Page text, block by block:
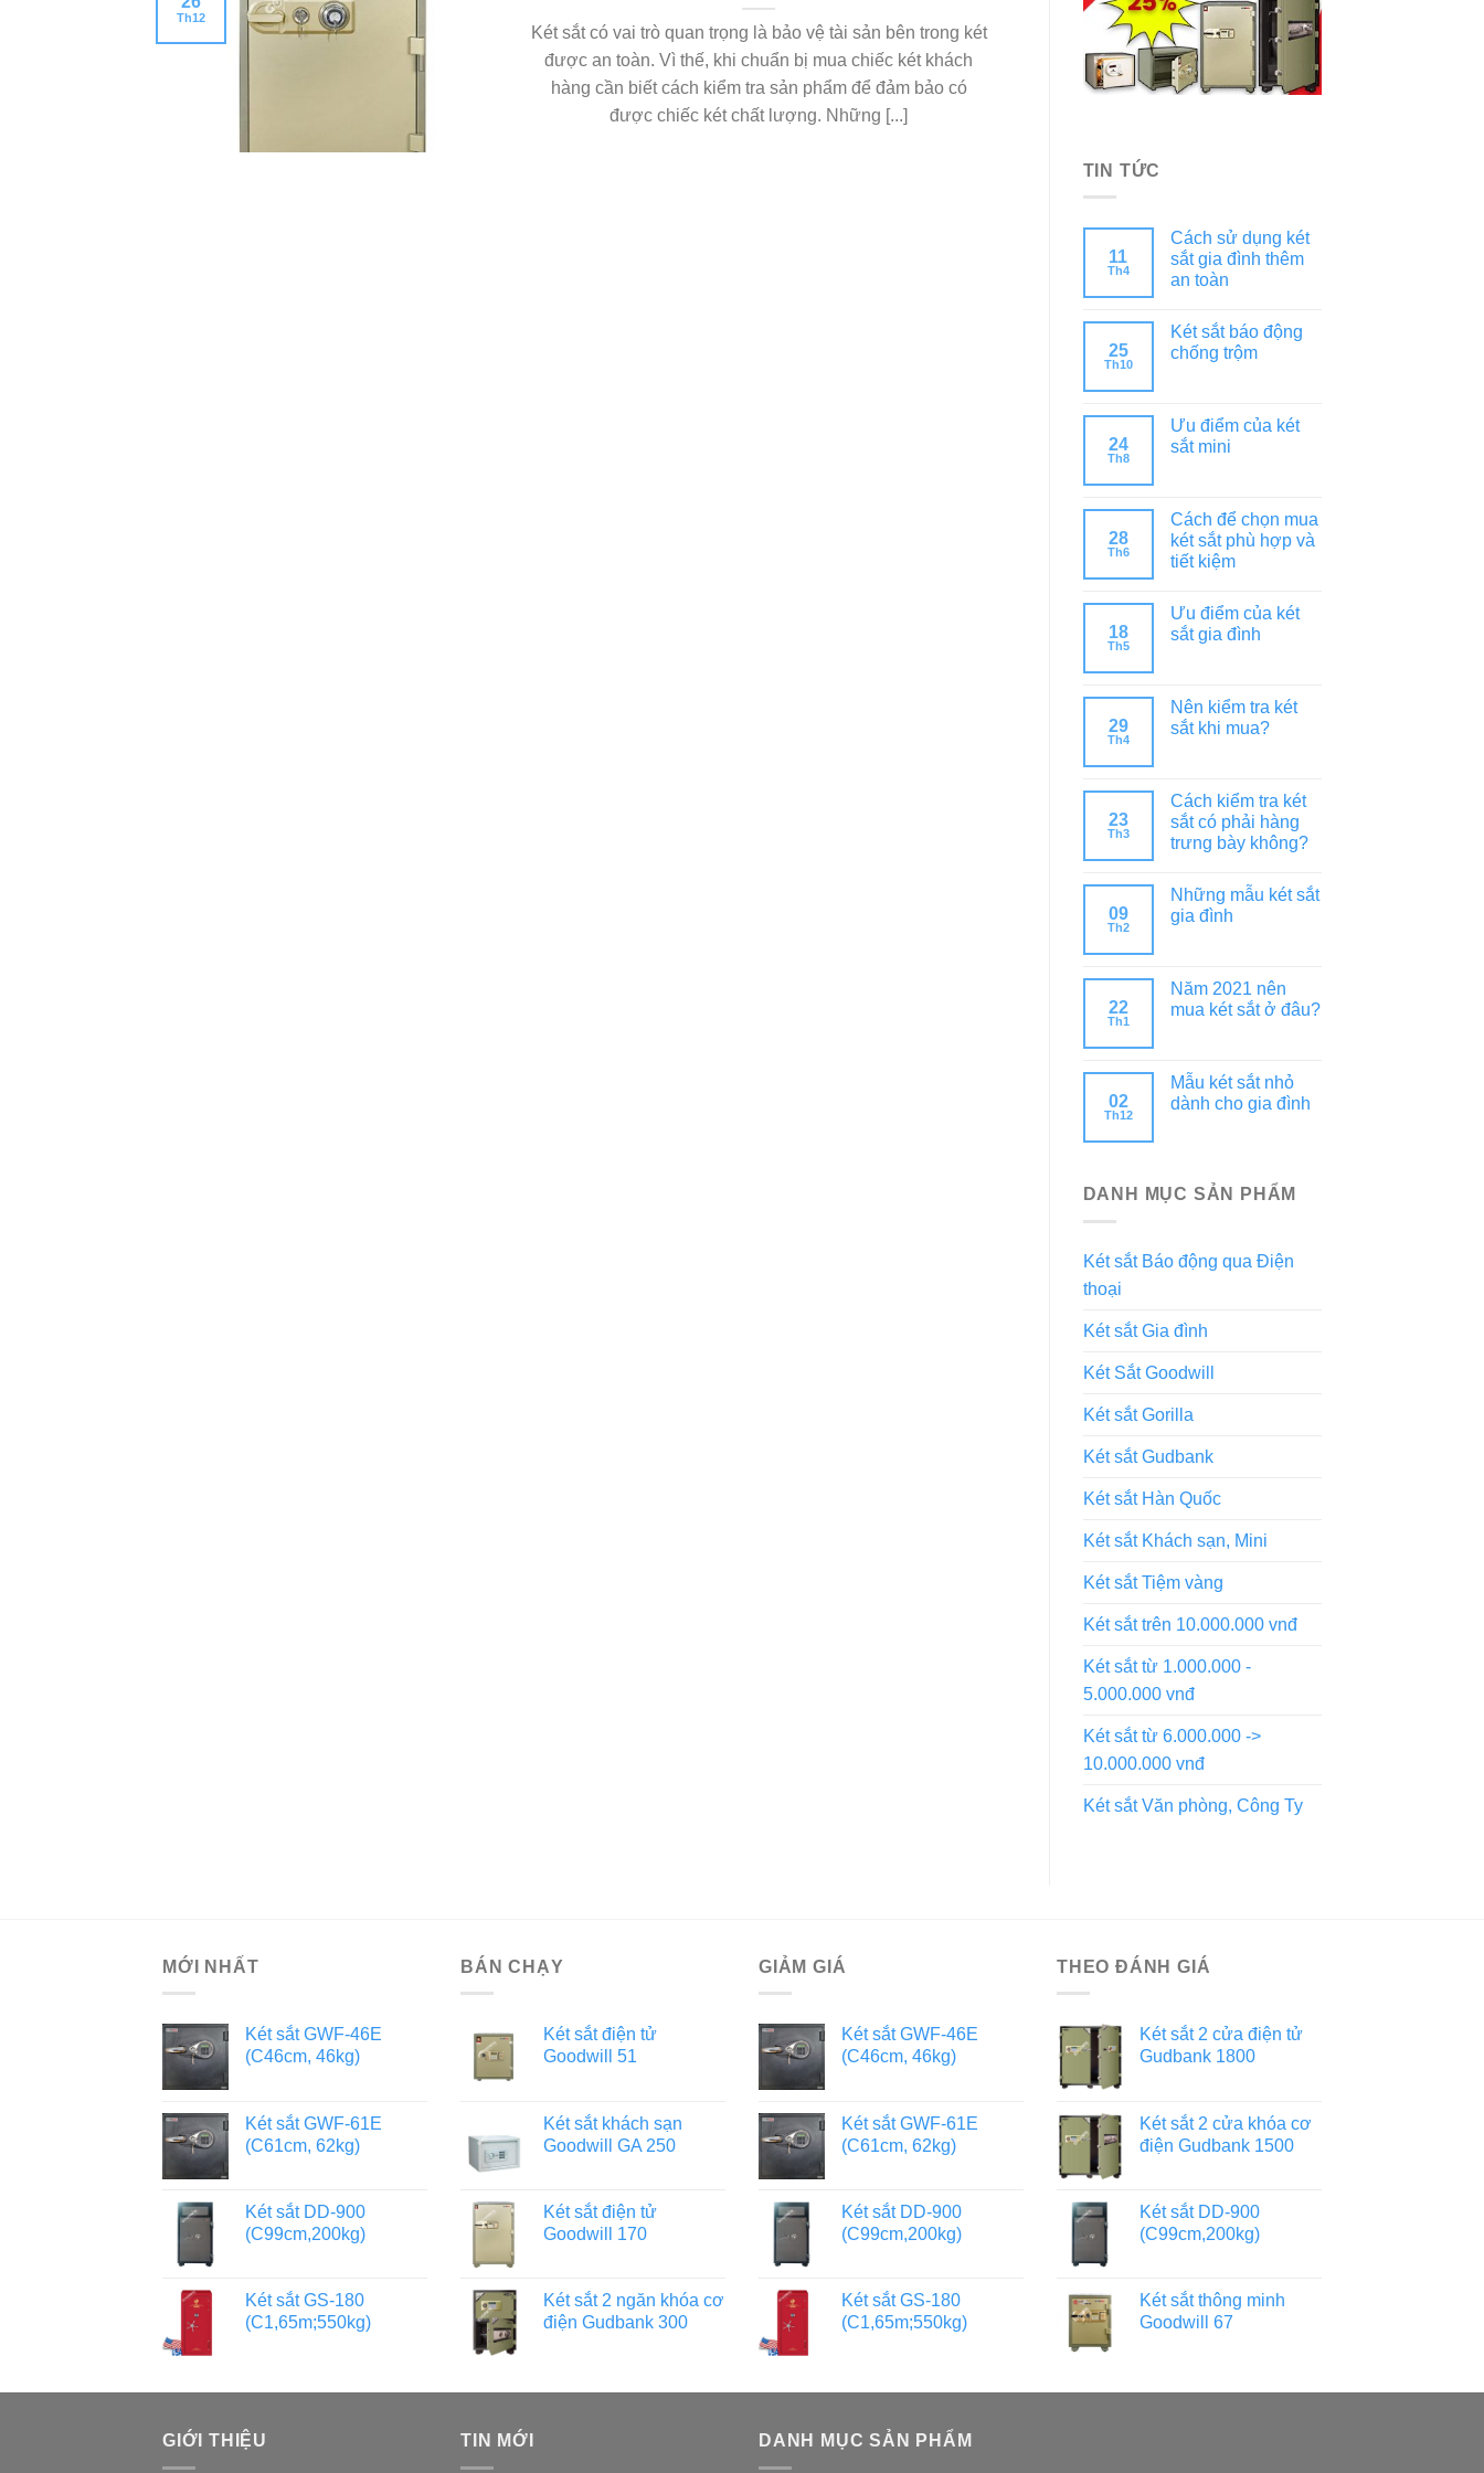
Két sắt có vai trò quan trọng là bảo vệ tài sản bên trong két
được an toàn. Vì thế, khi chuẩn bị mua chiếc két khách
hàng cần biết cách kiểm tra sản phẩm để đảm bảo có
được chiếc két chất lượng. Những [...]
Th12
TIN TỨC
11
Th4
Cách sử dụng két
sắt gia đình thêm
an toàn
25
Th10
Két sắt báo động
chống trộm
24
Th8
Ưu điểm của két
sắt mini
28
Th6
Cách để chọn mua
két sắt phù hợp và
tiết kiệm
18
Th5
Ưu điểm của két
sắt gia đình
29
Th4
Nên kiểm tra két
sắt khi mua?
23
Th3
Cách kiểm tra két
sắt có phải hàng
trưng bày không?
09
Th2
Những mẫu két sắt
gia đình
22
Th1
Năm 2021 nên
mua két sắt ở đâu?
02
Th12
Mẫu két sắt nhỏ
dành cho gia đình
DANH MỤC SẢN PHẨM
Két sắt Báo động qua Điện
thoại
Két sắt Gia đình
Két Sắt Goodwill
Két sắt Gorilla
Két sắt Gudbank
Két sắt Hàn Quốc
Két sắt Khách sạn, Mini
Két sắt Tiệm vàng
Két sắt trên 10.000.000 vnđ
Két sắt từ 1.000.000 -
5.000.000 vnđ
Két sắt từ 6.000.000 ->
10.000.000 vnđ
Két sắt Văn phòng, Công Ty
MỚI NHẤT
Két sắt GWF-46E
(C46cm, 46kg)
Két sắt GWF-61E
(C61cm, 62kg)
Két sắt DD-900
(C99cm,200kg)
Két sắt GS-180
(C1,65m;550kg)
BÁN CHẠY
Két sắt điện tử
Goodwill 51
Két sắt khách sạn
Goodwill GA 250
Két sắt điện tử
Goodwill 170
Két sắt 2 ngăn khóa cơ
điện Gudbank 300
GIẢM GIÁ
Két sắt GWF-46E
(C46cm, 46kg)
Két sắt GWF-61E
(C61cm, 62kg)
Két sắt DD-900
(C99cm,200kg)
Két sắt GS-180
(C1,65m;550kg)
THEO ĐÁNH GIÁ
Két sắt 2 cửa điện tử
Gudbank 1800
Két sắt 2 cửa khóa cơ
điện Gudbank 1500
Két sắt DD-900
(C99cm,200kg)
Két sắt thông minh
Goodwill 67
GIỚI THIỆU TIN MỚI DANH MỤC SẢN PHẨM